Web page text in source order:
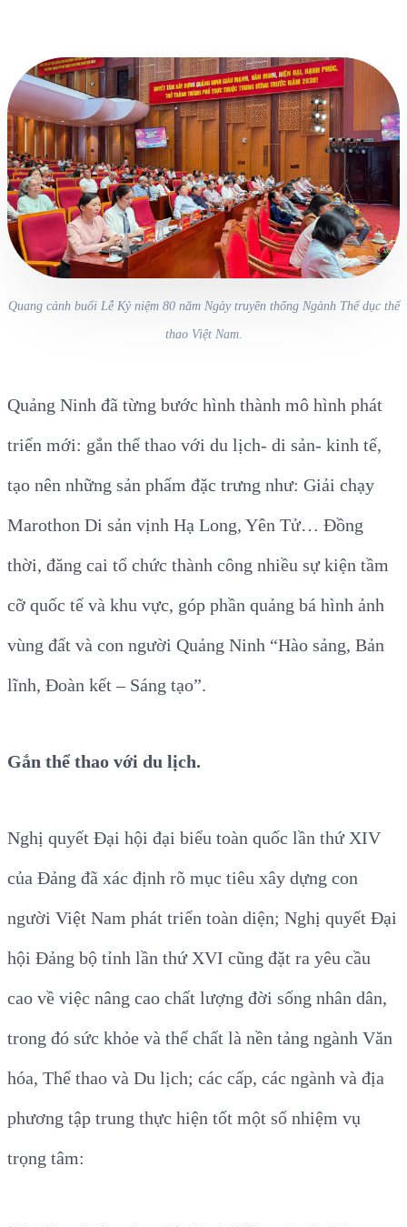
Quang cảnh buổi Lễ Kỷ niệm 80 năm Ngày truyền thống Ngành Thể dục thể
thao Việt Nam.
Quảng Ninh đã từng bước hình thành mô hình phát
triển mới: gắn thể thao với du lịch- di sản- kinh tế,
tạo nên những sản phẩm đặc trưng như: Giải chạy
Marothon Di sản vịnh Hạ Long, Yên Tử… Đồng
thời, đăng cai tổ chức thành công nhiều sự kiện tầm
cỡ quốc tế và khu vực, góp phần quảng bá hình ảnh
vùng đất và con người Quảng Ninh “Hào sảng, Bản
lĩnh, Đoàn kết – Sáng tạo”.
Gắn thể thao với du lịch.
Nghị quyết Đại hội đại biểu toàn quốc lần thứ XIV
của Đảng đã xác định rõ mục tiêu xây dựng con
người Việt Nam phát triển toàn diện; Nghị quyết Đại
hội Đảng bộ tỉnh lần thứ XVI cũng đặt ra yêu cầu
cao về việc nâng cao chất lượng đời sống nhân dân,
trong đó sức khỏe và thể chất là nền tảng ngành Văn
hóa, Thể thao và Du lịch; các cấp, các ngành và địa
phương tập trung thực hiện tốt một số nhiệm vụ
trọng tâm: